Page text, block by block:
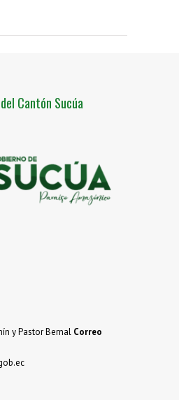
Cantón Sucúa
y Pastor Bernal Correo